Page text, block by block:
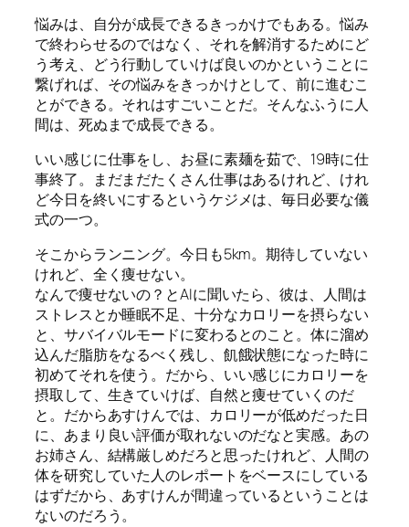
悩みは、自分が成長できるきっかけでもある。悩み
で終わらせるのではなく、それを解消するためにど
う考え、どう行動していけば良いのかということに
繋げれば、その悩みをきっかけとして、前に進むこ
とができる。それはすごいことだ。そんなふうに人
間は、死ぬまで成長できる。
いい感じに仕事をし、お昼に素麺を茹で、19時に仕
事終了。まだまだたくさん仕事はあるけれど、けれ
ど今日を終いにするというケジメは、毎日必要な儀
式の一つ。
そこからランニング。今日も5km。期待していない
けれど、全く痩せない。
なんで痩せないの？とAIに聞いたら、彼は、人間は
ストレスとか睡眠不足、十分なカロリーを摂らない
と、サバイバルモードに変わるとのこと。体に溜め
込んだ脂肪をなるべく残し、飢餓状態になった時に
初めてそれを使う。だから、いい感じにカロリーを
摂取して、生きていけば、自然と痩せていくのだ
と。だからあすけんでは、カロリーが低めだった日
に、あまり良い評価が取れないのだなと実感。あの
お姉さん、結構厳しめだろと思ったけれど、人間の
体を研究していた人のレポートをベースにしている
はずだから、あすけんが間違っているということは
ないのだろう。